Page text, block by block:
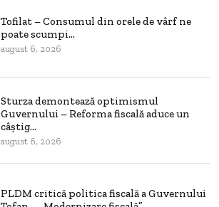
Tofilat – Consumul din orele de vârf ne
poate scumpi...
august 6, 2026
Sturza demontează optimismul
Guvernului – Reforma fiscală aduce un
câștig...
august 6, 2026
PLDM critică politica fiscală a Guvernului